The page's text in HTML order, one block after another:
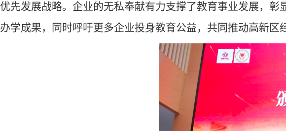
优先发展战略。企业的无私奉献有力支撑了教育事业发展，
办学成果，同时呼吁更多企业投身教育公益，共同推动高新区